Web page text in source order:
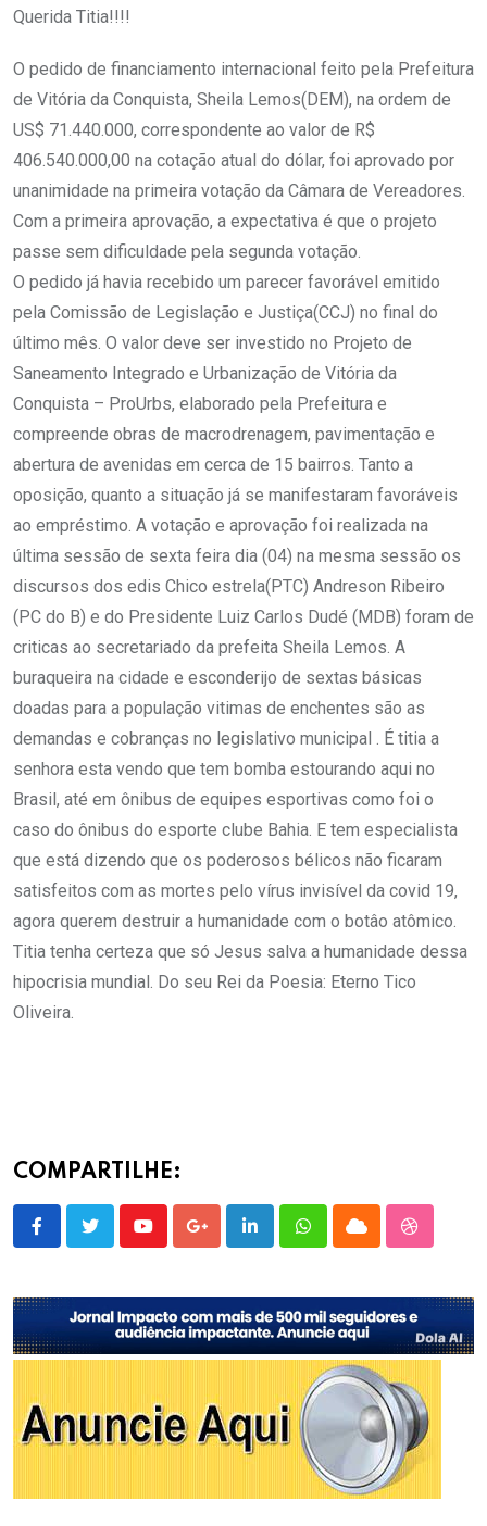
Querida Titia!!!!
O pedido de financiamento internacional feito pela Prefeitura
de Vitória da Conquista, Sheila Lemos(DEM), na ordem de
US$ 71.440.000, correspondente ao valor de R$
406.540.000,00 na cotação atual do dólar, foi aprovado por
unanimidade na primeira votação da Câmara de Vereadores.
Com a primeira aprovação, a expectativa é que o projeto
passe sem dificuldade pela segunda votação.
O pedido já havia recebido um parecer favorável emitido
pela Comissão de Legislação e Justiça(CCJ) no final do
último mês. O valor deve ser investido no Projeto de
Saneamento Integrado e Urbanização de Vitória da
Conquista – ProUrbs, elaborado pela Prefeitura e
compreende obras de macrodrenagem, pavimentação e
abertura de avenidas em cerca de 15 bairros. Tanto a
oposição, quanto a situação já se manifestaram favoráveis
ao empréstimo. A votação e aprovação foi realizada na
última sessão de sexta feira dia (04) na mesma sessão os
discursos dos edis Chico estrela(PTC) Andreson Ribeiro
(PC do B) e do Presidente Luiz Carlos Dudé (MDB) foram de
criticas ao secretariado da prefeita Sheila Lemos. A
buraqueira na cidade e esconderijo de sextas básicas
doadas para a população vitimas de enchentes são as
demandas e cobranças no legislativo municipal . É titia a
senhora esta vendo que tem bomba estourando aqui no
Brasil, até em ônibus de equipes esportivas como foi o
caso do ônibus do esporte clube Bahia. E tem especialista
que está dizendo que os poderosos bélicos não ficaram
satisfeitos com as mortes pelo vírus invisível da covid 19,
agora querem destruir a humanidade com o botâo atômico.
Titia tenha certeza que só Jesus salva a humanidade dessa
hipocrisia mundial. Do seu Rei da Poesia: Eterno Tico
Oliveira.
COMPARTILHE:
YoutubeGoogle+LinkedInWhatsappCloud